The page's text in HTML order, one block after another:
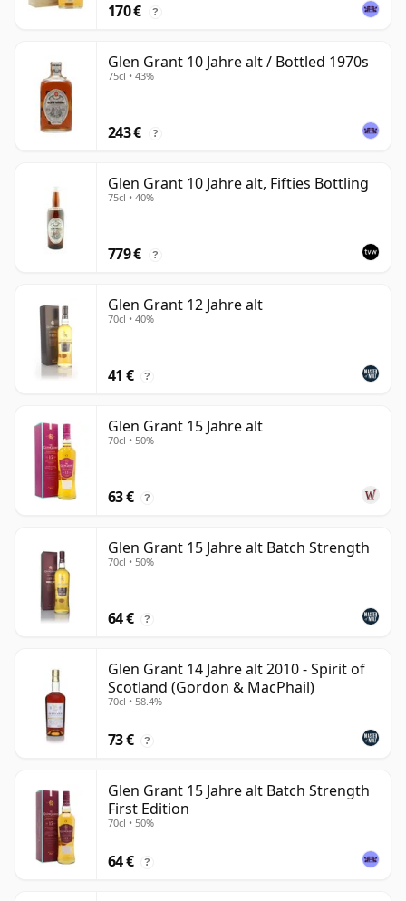
170 € ?
Glen Grant 10 Jahre alt / Bottled 1970s
75cl • 43%
243 € ?
Glen Grant 10 Jahre alt, Fifties Bottling
75cl • 40%
779 € ?
Glen Grant 12 Jahre alt
70cl • 40%
41 € ?
Glen Grant 15 Jahre alt
70cl • 50%
63 € ?
Glen Grant 15 Jahre alt Batch Strength
70cl • 50%
64 € ?
Glen Grant 14 Jahre alt 2010 - Spirit of
Scotland (Gordon & MacPhail)
70cl • 58.4%
73 € ?
Glen Grant 15 Jahre alt Batch Strength
First Edition
70cl • 50%
64 € ?